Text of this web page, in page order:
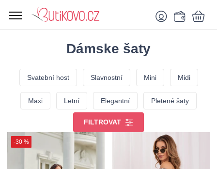
Dámske šaty
Svatební host Slavnostní Mini Midi
Maxi Letní Elegantní Pletené šaty
FILTROVAT
-30 %